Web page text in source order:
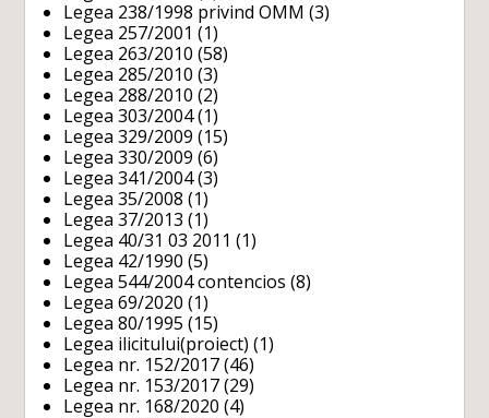
Legea 238/1998 privind OMM (3)
Legea 257/2001 (1)
Legea 263/2010 (58)
Legea 285/2010 (3)
Legea 288/2010 (2)
Legea 303/2004(1)
Legea 329/2009 (15)
Legea 330/2009 (6)
Legea 341/2004(3)
Legea 35/2008 (1)
Legea 37/2013 (1)
Legea 40/31 03 2011 (1)
Legea 42/1990 (5)
Legea 544/2004 contencios (8)
Legea 69/2020 (1)
Legea 80/1995 (15)
Legea ilicitului(proiect) (1)
Legea nr. 152/2017 (46)
Legea nr. 153/2017 (29)
Legea nr. 168/2020 (4)